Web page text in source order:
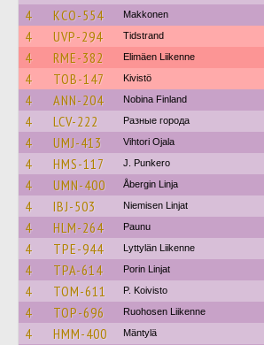
4 KCO-554 Makkonen
4 UVP-294 Tidstrand
4 RME-382 Elimäen Liikenne
4 TOB-147 Kivistö
4 ANN-204 Nobina Finland
4 LCV-222 Разные города
4 UMJ-413 Vihtori Ojala
4 HMS-117 J. Punkero
4 UMN-400 Åbergin Linja
4 IBJ-503 Niemisen Linjat
4 HLM-264 Paunu
4 TPE-944 Lyttylän Liikenne
4 TPA-614 Porin Linjat
4 TOM-611 P. Koivisto
4 TOP-696 Ruohosen Liikenne
4 HMM-400 Mäntylä